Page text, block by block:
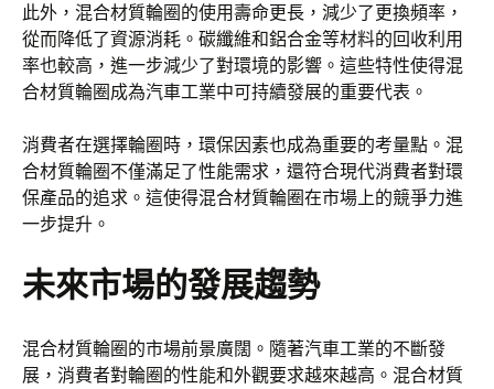
此外，混合材質輪圈的使用壽命更長，減少了更換頻率，
從而降低了資源消耗。碳纖維和鋁合金等材料的回收利用
率也較高，進一步減少了對環境的影響。這些特性使得混
合材質輪圈成為汽車工業中可持續發展的重要代表。
消費者在選擇輪圈時，環保因素也成為重要的考量點。混
合材質輪圈不僅滿足了性能需求，還符合現代消費者對環
保產品的追求。這使得混合材質輪圈在市場上的競爭力進
一步提升。
未來市場的發展趨勢
混合材質輪圈的市場前景廣闊。隨著汽車工業的不斷發
展，消費者對輪圈的性能和外觀要求越來越高。混合材質